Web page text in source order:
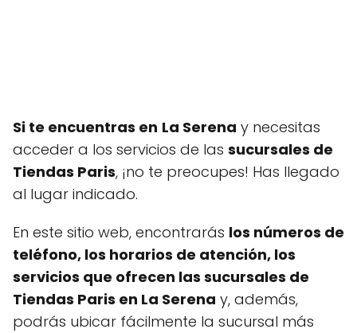
Si te encuentras en La Serena y necesitas
acceder a los servicios de las sucursales de
Tiendas Paris, ¡no te preocupes! Has llegado
al lugar indicado.
En este sitio web, encontrarás los números de
teléfono, los horarios de atención, los
servicios que ofrecen las sucursales de
Tiendas Paris en La Serena y, además,
podrás ubicar fácilmente la sucursal más